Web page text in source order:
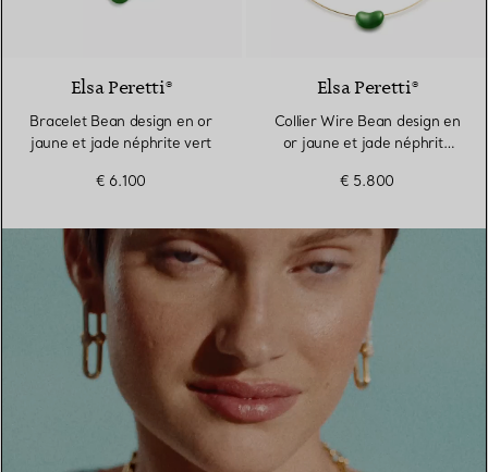
Elsa Peretti®
Bracelet Bean design en or
jaune et jade néphrite vert
€ 6.100
Elsa Peretti®
Collier Wire Bean design en
or jaune et jade néphrite
€ 5.800